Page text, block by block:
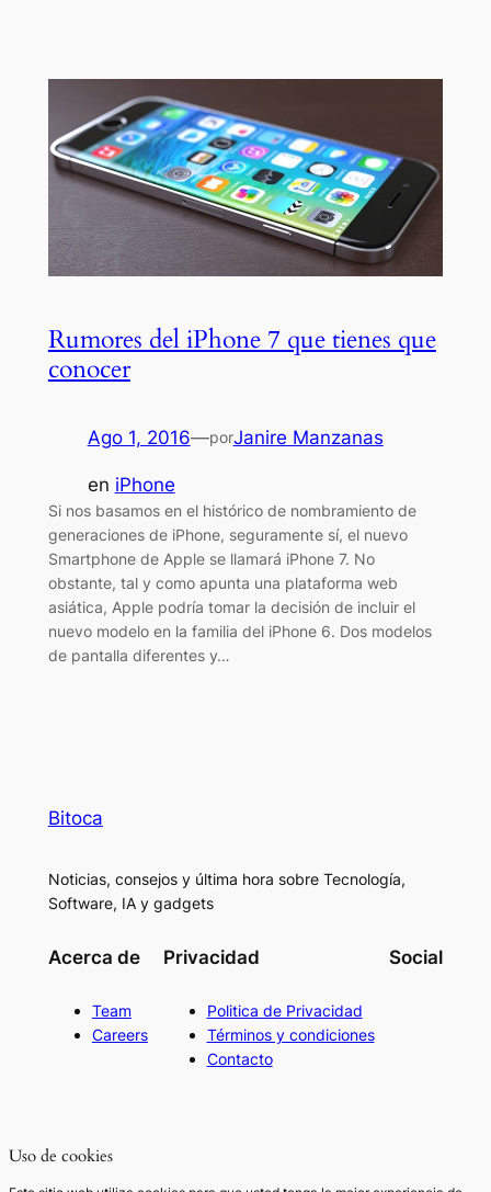
Rumores del iPhone 7 que tienes que
conocer
Ago 1, 2016—porJanire Manzanas
en iPhone
Si nos basamos en el histórico de nombramiento de
generaciones de iPhone, seguramente sí, el nuevo
Smartphone de Apple se llamará iPhone 7. No
obstante, tal y como apunta una plataforma web
asiática, Apple podría tomar la decisión de incluir el
nuevo modelo en la familia del iPhone 6. Dos modelos
de pantalla diferentes y…
Bitoca
Noticias, consejos y última hora sobre Tecnología,
Software, IA y gadgets
Acerca de
Team
Careers
Privacidad
Politica de Privacidad
Términos y condiciones
Contacto
Social
Uso de cookies